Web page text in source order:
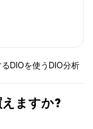
DIOを使うDIO分析
ますか?